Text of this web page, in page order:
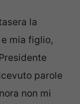
la
mia figlio,
parole
non mi